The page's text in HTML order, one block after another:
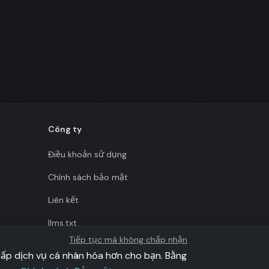
Công ty
Điều khoản sử dụng
Chính sách bảo mật
Liên kết
llms.txt
Tiếp tục mà không chấp nhận
dịch vụ cá nhân hóa hơn cho bạn. Bằng